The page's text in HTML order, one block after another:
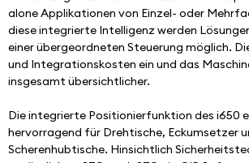
alone Applikationen von Einzel- oder
diese integrierte Intelligenz werden
einer übergeordneten Steuerung möglich.
und Integrationskosten ein und das
insgesamt übersichtlicher. ​
Die integrierte Positionierfunktion des i650
hervorragend für Drehtische, Eckumsetzer
Scherenhubtische.​ Hinsichtlich